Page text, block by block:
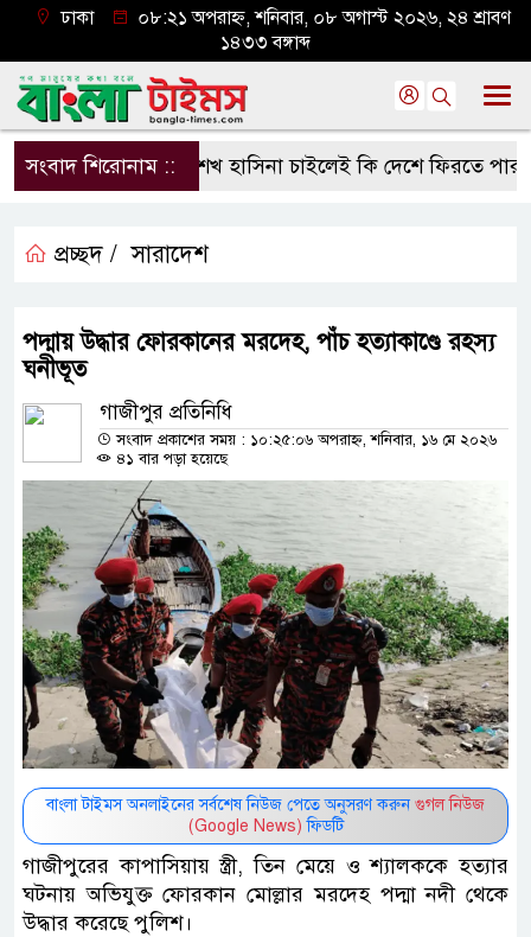
ঢাকা
০৮:২১ অপরাহ্ন, শনিবার, ০৮ অগাস্ট ২০২৬, ২৪ শ্রাবণ
১৪৩৩ বঙ্গাব্দ
সংবাদ শিরোনাম ::শেখ হাসিনা চাইলেই কি দেশে ফিরতে পারবেন?
প্রচ্ছদ / সারাদেশ
পদ্মায় উদ্ধার ফোরকানের মরদেহ, পাঁচ হত্যাকাণ্ডে রহস্য
ঘনীভূত
গাজীপুর প্রতিনিধি
সংবাদ প্রকাশের সময় : ১০:২৫:০৬ অপরাহ্ন, শনিবার, ১৬ মে ২০২৬
৪১ বার পড়া হয়েছে
বাংলা টাইমস অনলাইনের সর্বশেষ নিউজ পেতে অনুসরণ করুন গুগল নিউজ
(Google News) ফিডটি
গাজীপুরের কাপাসিয়ায় স্ত্রী, তিন মেয়ে ও শ্যালককে হত্যার
ঘটনায় অভিযুক্ত ফোরকান মোল্লার মরদেহ পদ্মা নদী থেকে
উদ্ধার করেছে পুলিশ।